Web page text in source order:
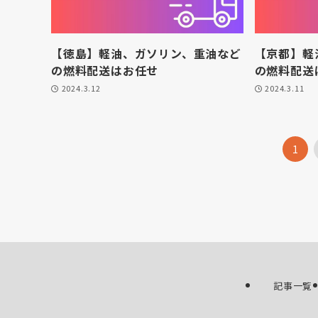
【徳島】軽油、ガソリン、重油など
の燃料配送はお任せ
2024.3.12
【京都】
の燃料配
2024.3.11
1
記事一覧